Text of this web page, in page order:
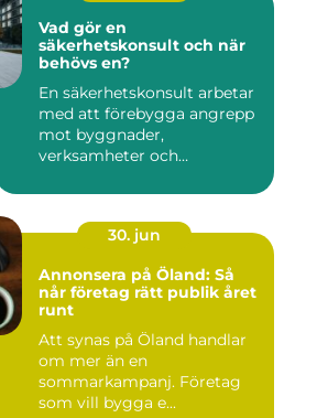
Vad gör en
säkerhetskonsult och när
behövs en?
En säkerhetskonsult arbetar
med att förebygga angrepp
mot byggnader,
verksamheter och
30. jun
Annonsera på Öland: Så
når företag rätt publik året
runt
Att synas på Öland handlar
om mer än en
sommarkampanj. Företag
som vill bygga e...